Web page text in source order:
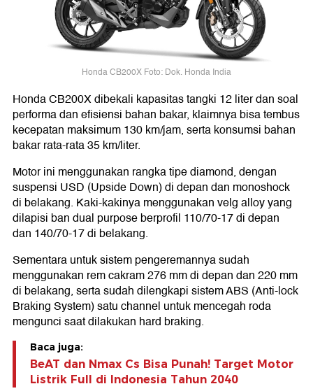
Honda CB200X Foto: Dok. Honda India
Honda CB200X dibekali kapasitas tangki 12 liter dan soal
performa dan efisiensi bahan bakar, klaimnya bisa tembus
kecepatan maksimum 130 km/jam, serta konsumsi bahan
bakar rata-rata 35 km/liter.
Motor ini menggunakan rangka tipe diamond, dengan
suspensi USD (Upside Down) di depan dan monoshock
di belakang. Kaki-kakinya menggunakan velg alloy yang
dilapisi ban dual purpose berprofil 110/70-17 di depan
dan 140/70-17 di belakang.
Sementara untuk sistem pengeremannya sudah
menggunakan rem cakram 276 mm di depan dan 220 mm
di belakang, serta sudah dilengkapi sistem ABS (Anti-lock
Braking System) satu channel untuk mencegah roda
mengunci saat dilakukan hard braking.
Baca juga:
BeAT dan Nmax Cs Bisa Punah! Target Motor
Listrik Full di Indonesia Tahun 2040